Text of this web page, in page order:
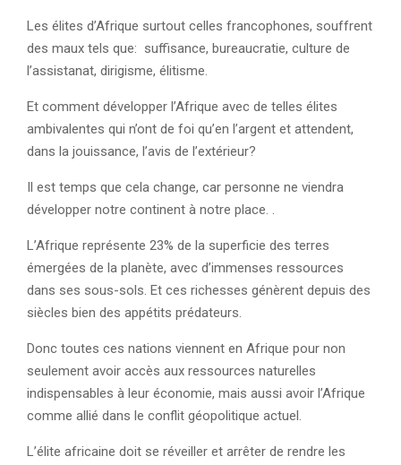
Les élites d’Afrique surtout celles francophones, souffrent
des maux tels que: suffisance, bureaucratie, culture de
l’assistanat, dirigisme, élitisme.
Et comment développer l’Afrique avec de telles élites
ambivalentes qui n’ont de foi qu’en l’argent et attendent,
dans la jouissance, l’avis de l’extérieur?
Il est temps que cela change, car personne ne viendra
développer notre continent à notre place. .
L’Afrique représente 23% de la superficie des terres
émergées de la planète, avec d’immenses ressources
dans ses sous-sols. Et ces richesses génèrent depuis des
siècles bien des appétits prédateurs.
Donc toutes ces nations viennent en Afrique pour non
seulement avoir accès aux ressources naturelles
indispensables à leur économie, mais aussi avoir l’Afrique
comme allié dans le conflit géopolitique actuel.
L’élite africaine doit se réveiller et arrêter de rendre les